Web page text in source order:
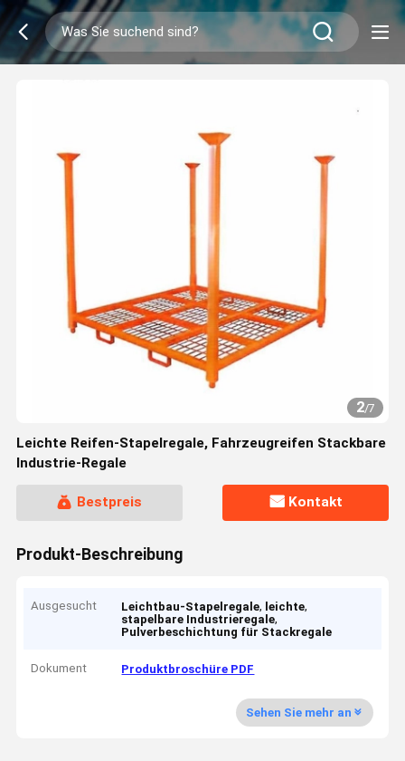
2/7
Leichte Reifen-Stapelregale, Fahrzeugreifen Stackbare
Industrie-Regale
Bestpreis Kontakt
Produkt-Beschreibung
Ausgesucht Leichtbau-Stapelregale, leichte,
stapelbare Industrieregale,
Pulverbeschichtung für Stackregale
Dokument Produktbroschüre PDF
Sehen Sie mehr an